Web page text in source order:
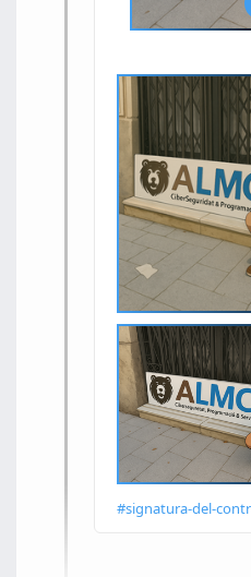
#signatura-del-